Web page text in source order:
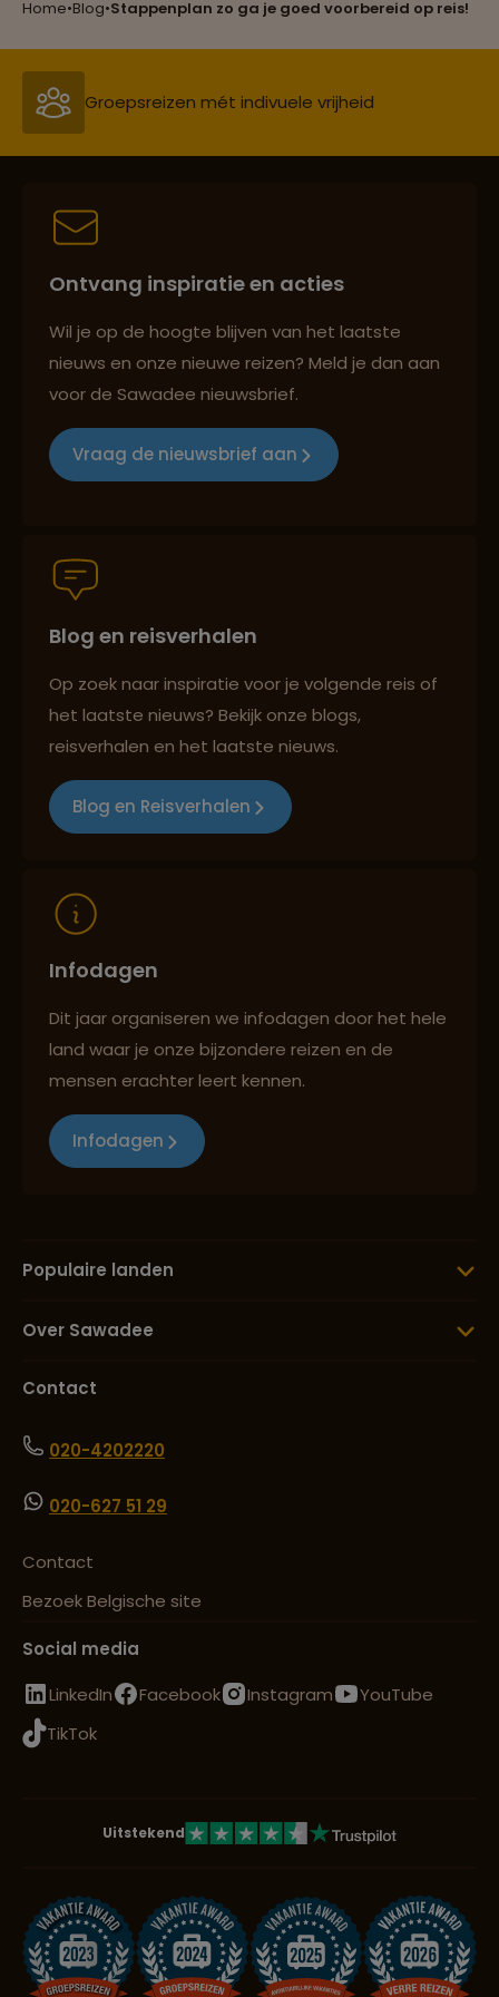
Home•Blog•Stappenplan zo ga je goed voorbereid op reis!
Groepsreizen mét indivuele vrijheid
Persoonlijk en deskundig reisadvies
Reizen met oog voor mens, cultuur en milieu
Persoonlijk en deskundig reisadvies
Best beoordeelde reisroutes
Ontvang inspiratie en acties
Wil je op de hoogte blijven van het laatste
nieuws en onze nieuwe reizen? Meld je dan aan
voor de Sawadee nieuwsbrief.
Vraag de nieuwsbrief aan
Blog en reisverhalen
Op zoek naar inspiratie voor je volgende reis of
het laatste nieuws? Bekijk onze blogs,
reisverhalen en het laatste nieuws.
Blog en Reisverhalen
Infodagen
Dit jaar organiseren we infodagen door het hele
land waar je onze bijzondere reizen en de
mensen erachter leert kennen.
Infodagen
Populaire landen
Over Sawadee
Contact
020-4202220
020-627 51 29
Contact
Bezoek Belgische site
Social media
LinkedIn
Facebook Instagram
YouTube
TikTok
Uitstekend